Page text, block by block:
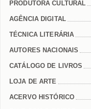
PRODUTORA CULTURAL
AGÊNCIA DIGITAL
TÉCNICA LITERÁRIA
AUTORES NACIONAIS
CATÁLOGO DE LIVROS
LOJA DE ARTE
ACERVO HISTÓRICO